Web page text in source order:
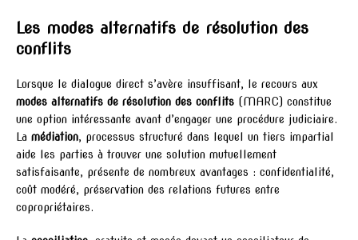
Les modes alternatifs de résolution des
conflits
Lorsque le dialogue direct s’avère insuffisant, le recours aux
modes alternatifs de résolution des conflits (MARC) constitue
une option intéressante avant d’engager une procédure judiciaire.
La médiation, processus structuré dans lequel un tiers impartial
aide les parties à trouver une solution mutuellement
satisfaisante, présente de nombreux avantages : confidentialité,
coût modéré, préservation des relations futures entre
copropriétaires.